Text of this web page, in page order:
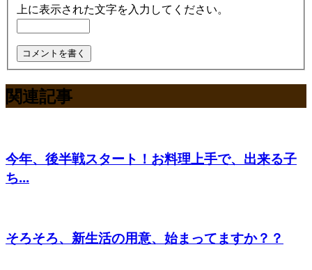
上に表示された文字を入力してください。
関連記事
今年、後半戦スタート！お料理上手で、出来る子
ち...
そろそろ、新生活の用意、始まってますか？？